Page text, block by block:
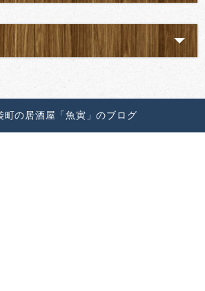
町の居酒屋「魚寅」のブログ